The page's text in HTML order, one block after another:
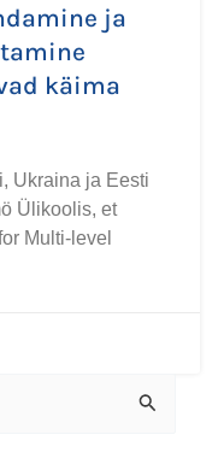
ja
käima
Ukraina ja Eesti
Ülikoolis, et
Multi-level